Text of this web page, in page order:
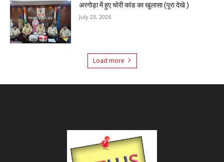
अरगोड़ा में हुए चोरी कांड का खुलासा (पूरा देखे )
July 23, 2026
Load more